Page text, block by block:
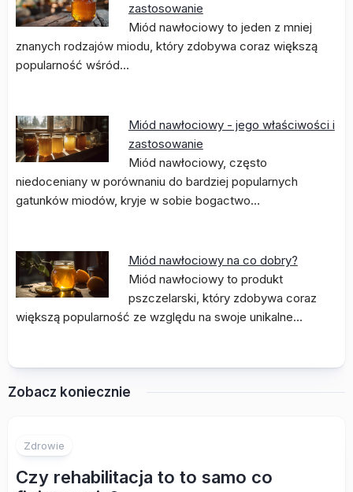
zastosowanie
Miód nawłociowy to jeden z mniej
znanych rodzajów miodu, który zdobywa coraz większą
popularność wśród…
Miód nawłociowy - jego właściwości i
zastosowanie
Miód nawłociowy, często
niedoceniany w porównaniu do bardziej popularnych
gatunków miodów, kryje w sobie bogactwo…
Miód nawłociowy na co dobry?
Miód nawłociowy to produkt
pszczelarski, który zdobywa coraz
większą popularność ze względu na swoje unikalne…
Zobacz koniecznie
Zdrowie
Czy rehabilitacja to to samo co